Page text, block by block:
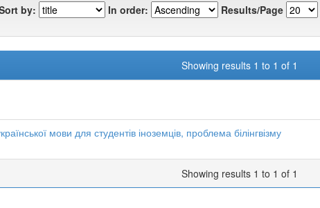
by: In order: Results/Page
Showing results 1 to 1 of 1
мови для студентів іноземців, проблема білінгвізму
Showing results 1 to 1 of 1